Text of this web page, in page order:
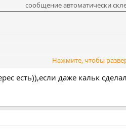
сообщение автоматически
в закрытых ветках.
Нажмите, чтобы
есть)),если даже кальк